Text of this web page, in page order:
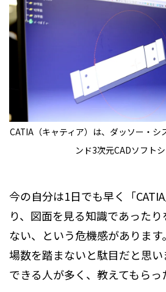
CATIA（キャティア）は、ダッソー・シ
ンド3次元CADソフトシ
今の自分は1日でも早く「
り、図面を見る知識であった
ない、という危機感がありま
場数を踏まないと駄目だと思
できる人が多く、教えてもらっ